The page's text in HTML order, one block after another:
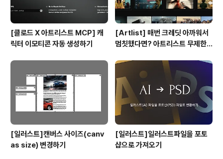
[클로드 X 아트리스트 MCP] 캐
릭터 이모티콘 자동 생성하기
[Artlist] 매번 크레딧 아까워서
멈칫했다면? 아트리스트 무제한
[일러스트]캔버스 사이즈(canv
as size) 변경하기
[일러스트]일러스트파일을 포토
샵으로 가져오기